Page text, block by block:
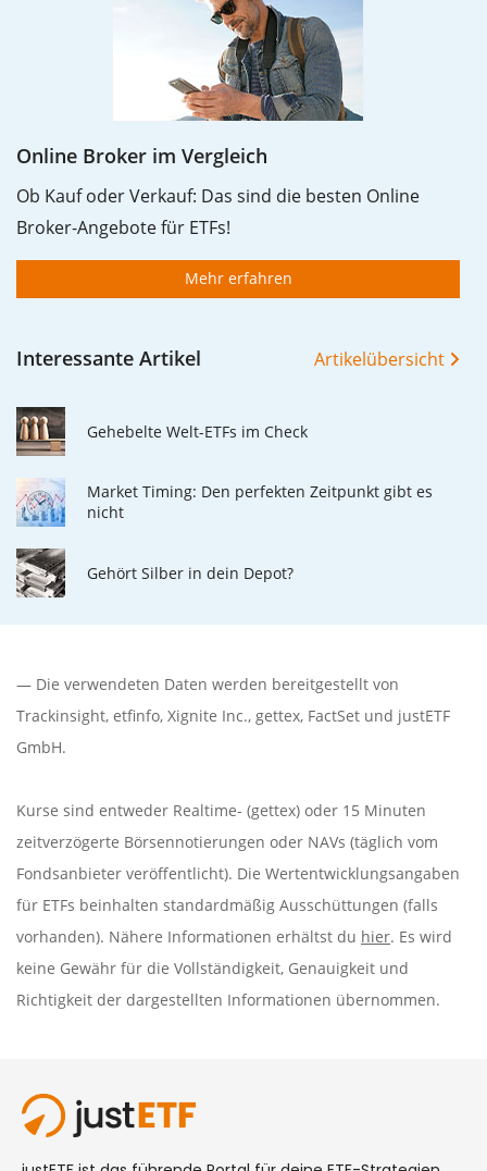
Online Broker im Vergleich
Ob Kauf oder Verkauf: Das sind die besten Online
Broker-Angebote für ETFs!
Mehr erfahren
Interessante Artikel Artikelübersicht
Gehebelte Welt-ETFs im Check
Market Timing: Den perfekten Zeitpunkt gibt es
nicht
Gehört Silber in dein Depot?
— Die verwendeten Daten werden bereitgestellt von
Trackinsight, etfinfo, Xignite Inc., gettex, FactSet und justETF
GmbH.
Kurse sind entweder Realtime- (gettex) oder 15 Minuten
zeitverzögerte Börsennotierungen oder NAVs (täglich vom
Fondsanbieter veröffentlicht). Die Wertentwicklungsangaben
für ETFs beinhalten standardmäßig Ausschüttungen (falls
vorhanden). Nähere Informationen erhältst du hier. Es wird
keine Gewähr für die Vollständigkeit, Genauigkeit und
Richtigkeit der dargestellten Informationen übernommen.